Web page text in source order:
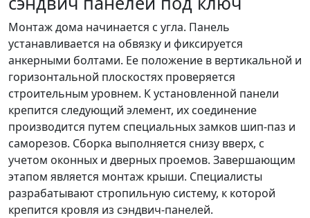
Монтаж дома начинается с угла. Панель
устанавливается на обвязку и фиксируется
анкерными болтами. Ее положение в вертикальной и
горизонтальной плоскостях проверяется
строительным уровнем. К установленной панели
крепится следующий элемент, их соединение
производится путем специальных замков шип-паз и
саморезов. Сборка выполняется снизу вверх, с
учетом оконных и дверных проемов. Завершающим
этапом является монтаж крыши. Специалисты
разрабатывают стропильную систему, к которой
крепится кровля из сэндвич-панелей.